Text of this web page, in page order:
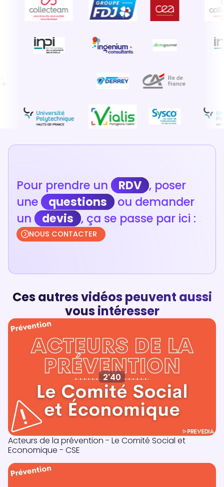
Pour prendre un RDV , poser
une
questions
ou demander
un
devis , ça se passe par ici :
NOUS CONTACTER
Ces autres vidéos peuvent aussi
vous intéresser
2'40
Acteurs de la prévention - Le Comité Social et
Economique - CSE